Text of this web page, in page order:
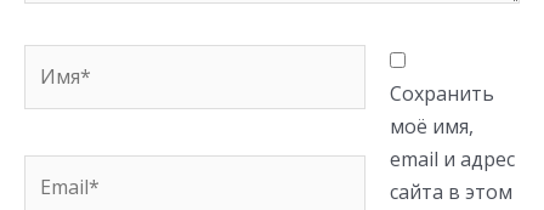
Сохранить
моё имя,
email и адрес
сайта в этом